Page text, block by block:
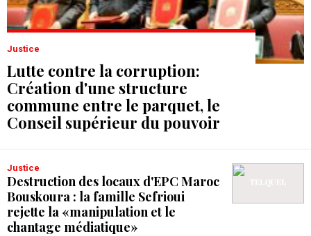
Justice
Lutte contre la corruption:
Création d'une structure
commune entre le parquet, le
Conseil supérieur du pouvoir
Justice
Destruction des locaux d'EPC Maroc
Bouskoura : la famille Sefrioui
rejette la «manipulation et le
chantage médiatique»